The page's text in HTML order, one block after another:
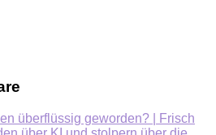
überflüssig geworden? | Frisch